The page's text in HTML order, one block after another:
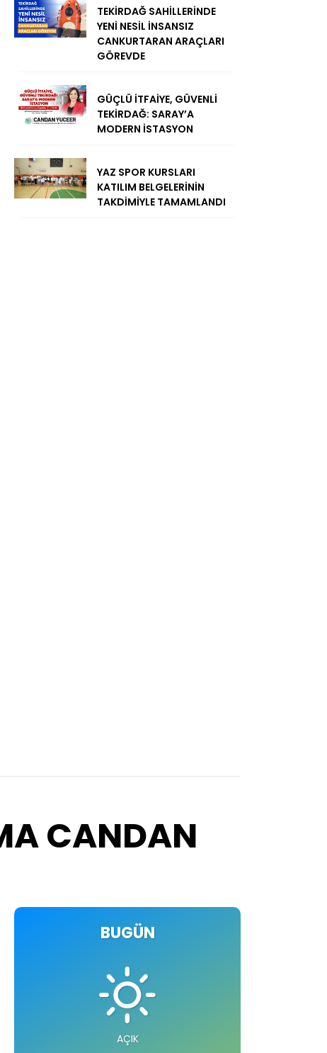
TEKİRDAĞ SAHİLLERİNDE
YENİ NESİL İNSANSIZ
CANKURTARAN ARAÇLARI
GÖREVDE
GÜÇLÜ İTFAİYE, GÜVENLİ
TEKİRDAĞ: SARAY’A
MODERN İSTASYON
YAZ SPOR KURSLARI
KATILIM BELGELERİNİN
TAKDİMİYLE TAMAMLANDI
CANDAN
BUGÜN
AÇIK